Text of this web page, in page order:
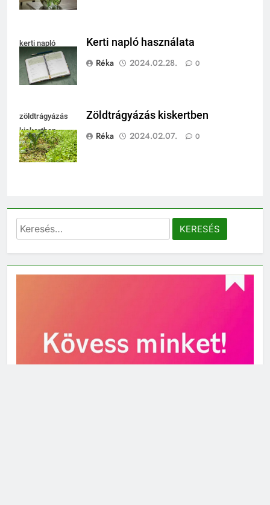
kerti napló
Kerti napló használata
Réka
2024.02.28. 0
zöldtrágyázás
kiskertben
Zöldtrágyázás kiskertben
Réka
2024.02.07. 0
Keresés: